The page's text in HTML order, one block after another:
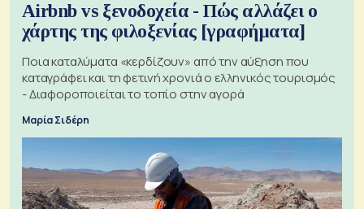
Airbnb vs ξενοδοχεία - Πώς αλλάζει ο
χάρτης της φιλοξενίας [γραφήματα]
Ποια καταλύματα «κερδίζουν» από την αύξηση που
καταγράφει και τη φετινή χρονιά ο ελληνικός τουρισμός
- Διαφοροποιείται το τοπίο στην αγορά
Μαρία Σιδέρη